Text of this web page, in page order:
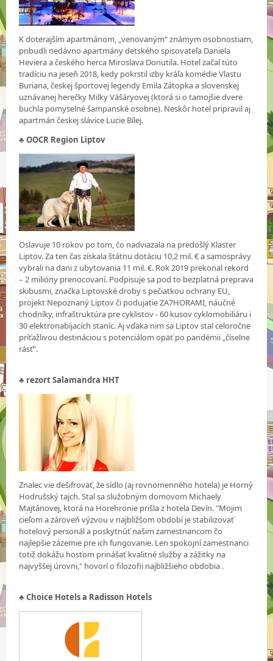
K doterajším apartmánom, „venovaným“ známym osobnostiam,
pribudli nedávno apartmány detského spisovateľa Daniela
Heviera a českého herca Miroslava Donutila. Hotel začal túto
tradíciu na jeseň 2018, kedy pokrstil izby kráľa komédie Vlastu
Buriana, českej športovej legendy Emila Zátopka a slovenskej
uznávanej herečky Milky Vášáryovej (ktorá si o tamojšie dvere
buchla pomyselné šampanské osobne). Neskôr hotel pripravil aj
apartmán českej slávice Lucie Bílej.
♣ OOCR Region Liptov
Oslavuje 10 rokov po tom, čo nadviazala na predošlý Klaster
Liptov. Za ten čas získala štátnu dotáciu 10,2 mil. € a samosprávy
vybrali na dani z ubytovania 11 mil. €. Rok 2019 prekonal rekord
– 2 milióny prenocovaní. Podpisuje sa pod to bezplatná preprava
skibusmi, značka Liptovské droby s pečiatkou ochrany EU,
projekt Nepoznaný Liptov či podujatie ZA7HORAMI, náučné
chodníky, infraštruktúra pre cyklistov - 60 kusov cyklomobiliáru i
30 elektronabíjacích staníc. Aj vďaka nim sa Liptov stal celoročne
príťažlivou destináciou s potenciálom opäť po pandémii „číselne
rásť“.
♣ rezort Salamandra HHT
Znalec vie dešifrovať, že sídlo (aj rovnomenného hotela) je Horný
Hodrušský tajch. Stal sa služobným domovom Michaely
Majtánovej, ktorá na Horehronie prišla z hotela Devín. "Mojim
cieľom a zároveň výzvou v najbližšom období je stabilizovať
hotelový personál a poskytnúť našim zamestnancom čo
najlepšie zázemie pre ich fungovanie. Len spokojní zamestnanci
totiž dokážu hosťom prinášať kvalitné služby a zážitky na
najvyššej úrovni," hovorí o filozofii najbližšieho obdobia .
♣ Choice Hotels a Radisson Hotels